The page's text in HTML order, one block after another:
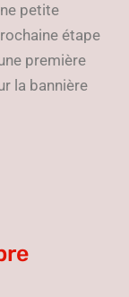
petite
étape
première
la bannière